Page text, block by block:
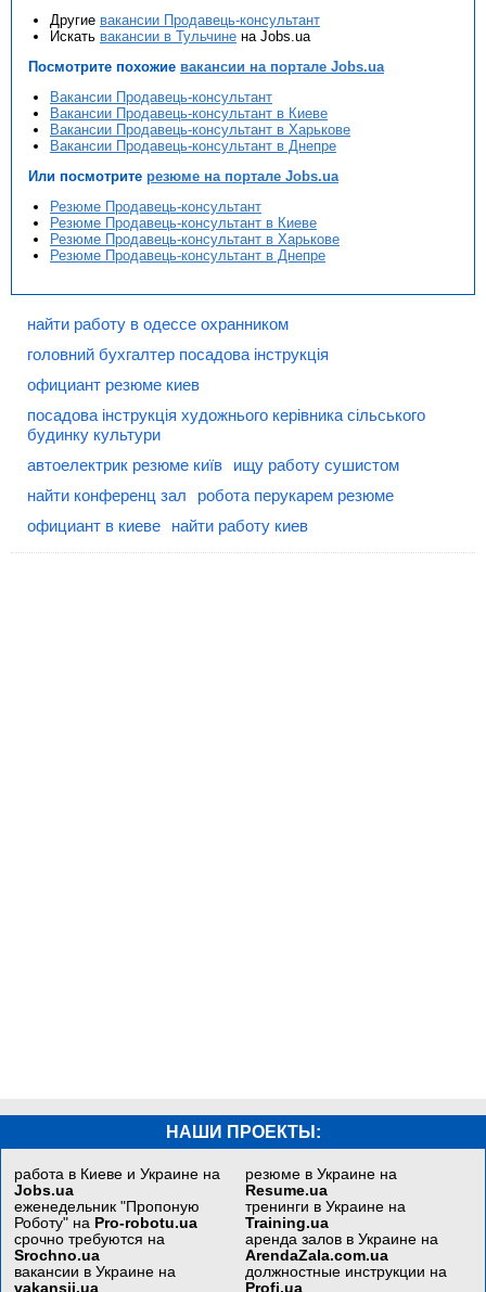
Другие вакансии Продавець-консультант
Искать вакансии в Тульчине на Jobs.ua
Посмотрите похожие вакансии на портале Jobs.ua
Вакансии Продавець-консультант
Вакансии Продавець-консультант в Киеве
Вакансии Продавець-консультант в Харькове
Вакансии Продавець-консультант в Днепре
Или посмотрите резюме на портале Jobs.ua
Резюме Продавець-консультант
Резюме Продавець-консультант в Киеве
Резюме Продавець-консультант в Харькове
Резюме Продавець-консультант в Днепре
найти работу в одессе охранником
головний бухгалтер посадова інструкція
официант резюме киев
посадова інструкція художнього керівника сільського
будинку культури
автоелектрик резюме київ
ищу работу сушистом
найти конференц зал
робота перукарем резюме
официант в киеве
найти работу киев
НАШИ ПРОЕКТЫ:
работа в Киеве и Украине на
Jobs.ua
еженедельник "Пропоную
Роботу" на Pro-robotu.ua
срочно требуются на
Srochno.ua
вакансии в Украине на
vakansii.ua
резюме в Украине на
Resume.ua
тренинги в Украине на
Training.ua
аренда залов в Украине на
ArendaZala.com.ua
должностные инструкции на
Profi.ua